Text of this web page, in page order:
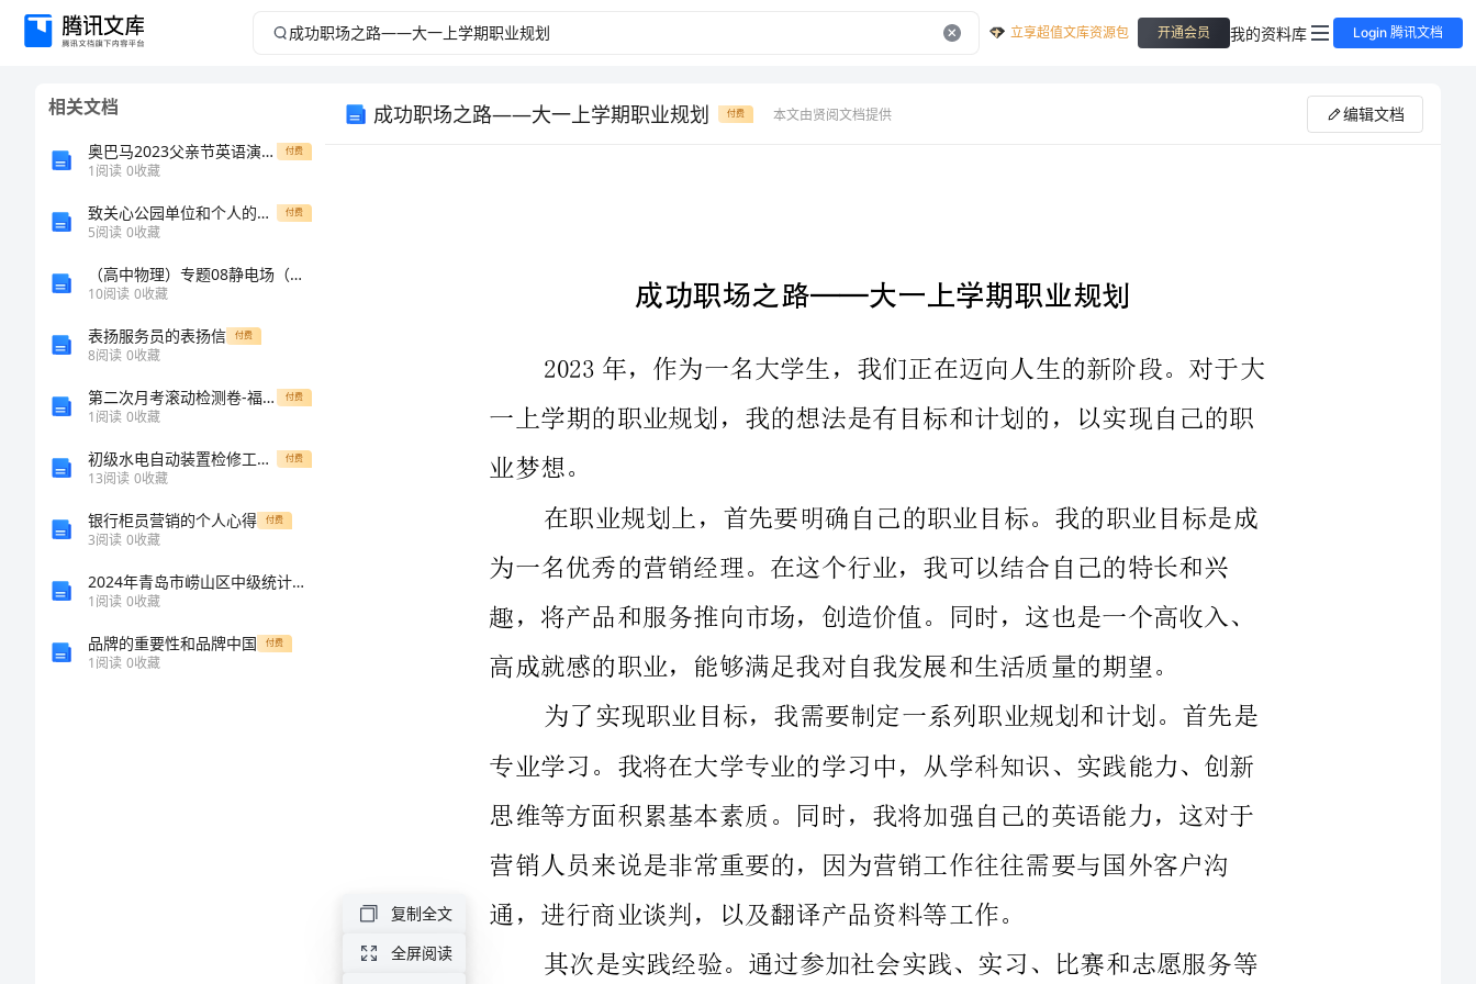
成
——
立享超值文库资源包 开通会员 我的资料库 Login 腾讯文档
相关文档
奥巴马2023父亲节英语演讲稿：培养下一代的责任演讲 付费
1阅读 0收藏
致关心公园单位和个人的感谢信 付费
5阅读 0收藏
（高中物理）专题08静电场（二）试题选修
10阅读 0收藏
表扬服务员的表扬信 付费
8阅读 0收藏
第二次月考滚动检测卷-福建龙海第二中学数学人教版七年级下册不等式与不等式组综合训练试卷（附答案详解） 付费
1阅读 0收藏
初级水电自动装置检修工理论复习题 付费
13阅读 0收藏
银行柜员营销的个人心得 付费
3阅读 0收藏
2024年青岛市崂山区中级统计师《统计基础知识理论及相关知识》全真模拟试卷及答案
1阅读 0收藏
品牌的重要性和品牌中国 付费
1阅读 0收藏
成功职场之路——大一上学期职业规划 付费 本文由贤阅文档提供 编辑文档
的领导能力、团队协作能力、沟通表达能力和创新精神。这些素养不
2023年，作为一名大学生，我们正在迈向人生的新阶段。对于大
在职业规划上，首先要明确自己的职业目标。我的职业目标是成
高成就感的职业，能够满足我对自我发展和生活质量的期望。
为了实现职业目标，我需要制定一系列职业规划和计划。首先是
专业学习。我将在大学专业的学习中，从学科知识、实践能力、创新
思维等方面积累基本素质。同时，我将加强自己的英语能力，这对于
通，进行商业谈判，以及翻译产品资料等工作。
其次是实践经验。通过参加社会实践、实习、比赛和志愿服务等
活动，我将掌握更加符合市场需求的营销策略和方法，丰富自己的视
野和实战经验。同时，这些实践也可以为我未来的职业发展奠定基
复制全文
全屏阅读